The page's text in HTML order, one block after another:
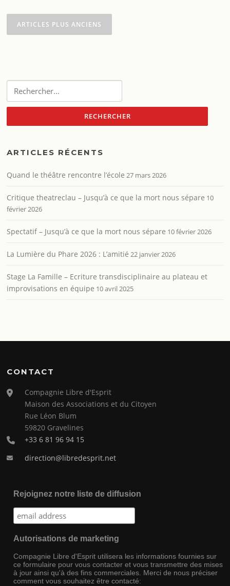
des
articles
ARTICLES PLUS ANCIENS
ARTICLES RÉCENTS
Quand le théâtre rencontre l’école 27 mars 2026
Critique theatreclau – Jusqu’à ce que la mort nous sépare 10
février 2026
Spectatif – Jusqu’à ce que la mort nous sépare 10 février 2026
La Lumière du Phare 2026 : L’amitié 22 janvier 2026
Stage La Famille – Ecriture transdisciplinaire au plateau et
improvisations en équipe 10 avril 2025
CONTACT
Compagnie Libre d'Esprit
Maison des Associations et du Citoyen
Rue Léon Blum
59820 Gravelines
+33 6 81 96 94 15
direction@libredesprit.net
Rejoignez notre liste de diffusion
Autorisations de marketing
Compagnie Libre d'Esprit utilisera les informations fournies sur
ce formulaire pour vous contacter et vous transmettre des mises
à jour ainsi qu'à des fins commerciales. Merci de nous préciser
comment vous souhaitez être contacté: